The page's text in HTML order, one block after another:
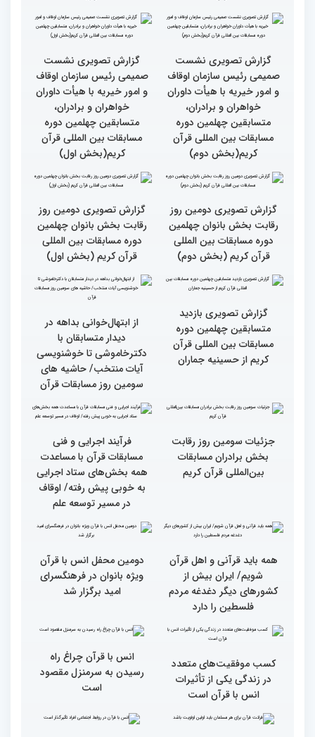
چهلمین دوره مسابقات
بین‌المللی قرآن کریم(بخش
چهلمین دوره مسابقات
بین‌المللی قرآن کریم(بخش
گزارش تصویری نشست
صمیمی رئیس سازمان اوقاف
و امور خیریه با هیأت داوران
خواهران و برادران،
متسابقین چهلمین دوره
مسابقات بین المللی قرآن
کریم(بخش دوم)
گزارش تصویری نشست
صمیمی رئیس سازمان اوقاف
و امور خیریه با هیأت داوران
خواهران و برادران،
متسابقین چهلمین دوره
مسابقات بین المللی قرآن
کریم(بخش اول)
گزارش تصویری دومین روز
رقابت بخش بانوان چهلمین
دوره مسابقات بین المللی
قرآن کریم (بخش دوم)
گزارش تصویری دومین روز
رقابت بخش بانوان چهلمین
دوره مسابقات بین المللی
گزارش تصویری بازدید
کریم از حسینیه جماران
از ابتهال‌خوانی بداهه در
دیدار متسابقان با
دکترخاموشی تا خوشنویسی
آیات منتخب/ حاشیه های
سومین روز مسابقات قرآن
بین‌المللی قرآن کریم
فرآیند اجرایی و فنی
مسابقات قرآن با مساعدت
همه بخش‌های ستاد اجرایی
به خوبی پیش رفته/ اوقاف
در مسیر توسعه علم
همه باید قرآنی و اهل قرآن
شویم/ ایران بیش از
کشورهای دیگر دغدغه مردم
فلسطین را دارد
ویژه بانوان در فرهنگسرای
کسب موفقیت‌های متعدد
انس با قرآن چراغ راه
رسیدن به سرمنزل مقصود